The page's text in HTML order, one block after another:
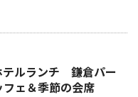
テルランチ 鎌倉パー
ェ＆季節の会席